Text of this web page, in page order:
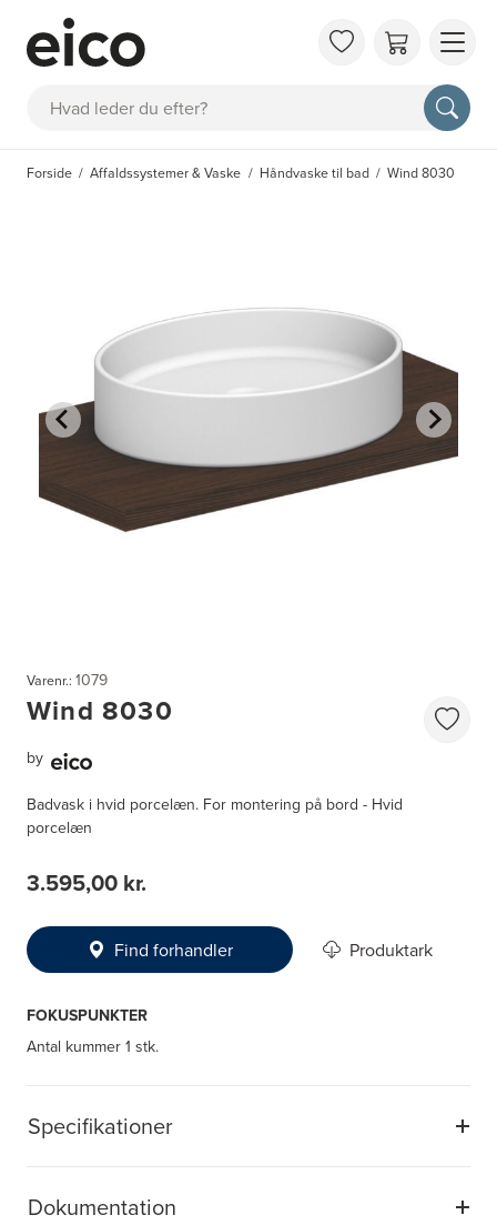
Søg
OM
FAQ
Forside Affaldssystemer & Vaske Håndvaske til bad Wind 8030
Specifikationer
Dokumentation
Varenr.: 1079
Wind 8030
by
Badvask i hvid porcelæn. For montering på bord - Hvid
porcelæn
3.595,00 kr.
Find forhandler Produktark
FOKUSPUNKTER
Antal kummer 1 stk.